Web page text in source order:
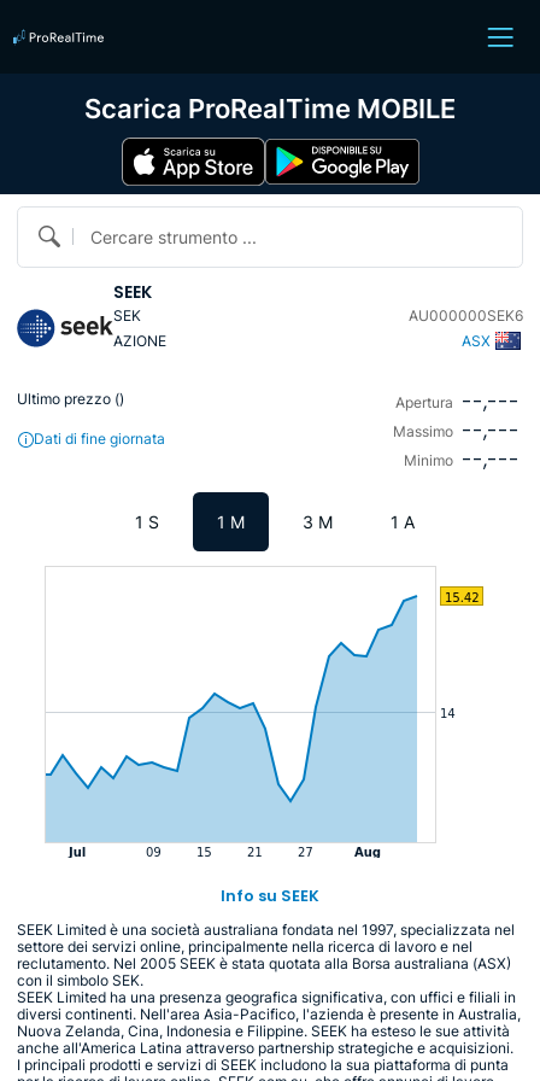
Cercare strumento ...
SEEK
SEK
AU000000SEK6
AZIONE
ASX
Ultimo prezzo ()
Dati di fine giornata
Apertura --,---
Massimo --,---
Minimo --,---
1 S 1 M 3 M 1 A
Info su SEEK
SEEK Limited è una società australiana fondata nel 1997, specializzata nel
settore dei servizi online, principalmente nella ricerca di lavoro e nel
reclutamento. Nel 2005 SEEK è stata quotata alla Borsa australiana (ASX)
con il simbolo SEK.
SEEK Limited ha una presenza geografica significativa, con uffici e filiali in
diversi continenti. Nell'area Asia-Pacifico, l'azienda è presente in Australia,
Nuova Zelanda, Cina, Indonesia e Filippine. SEEK ha esteso le sue attività
anche all'America Latina attraverso partnership strategiche e acquisizioni.
I principali prodotti e servizi di SEEK includono la sua piattaforma di punta
Scarica ProRealTime MOBILE